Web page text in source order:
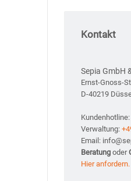
Kontakt
Sepia GmbH
Ernst-Gnoss-
D-40219
Kundenhotline:
Verwaltung:
Email:
Beratung oder
Hier anfordern.